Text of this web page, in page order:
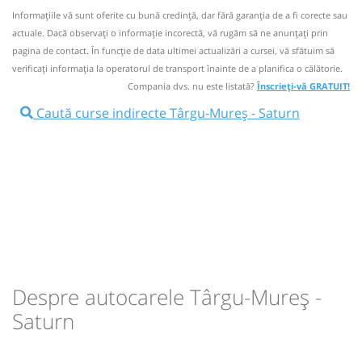
Aceasta este o
CURSĂ SPECIALĂ
. Se poate călători doar cu
Nu a circulat?Semnalați aici (17 comentarii)
NOU!Pune poze din călătoria ta⤣
18:35 Târgu-Mureș Peco Petrom
21:15 Brașov Sala sporturilor
Informaţiile vă sunt oferite cu bună credinţă, dar fără garanţia de a fi corecte sau
actuale. Dacă observați o informaţie incorectă, vă rugăm să ne anunțați prin
pagina de contact. În funcție de data ultimei actualizări a cursei, vă sfătuim să
verificaţi informaţia la operatorul de transport înainte de a planifica o călătorie.
Compania dvs. nu este listată?Înscrieți-vă GRATUIT!
Caută curse indirecte Târgu-Mureș - Saturn
Despre autocarele Târgu-Mureș -
Saturn